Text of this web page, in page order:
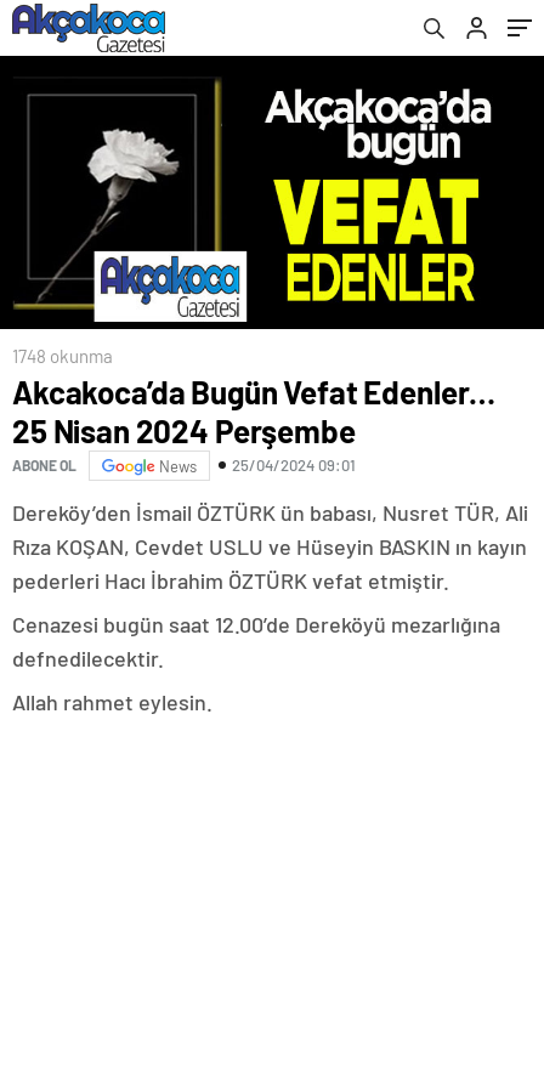
1748 okunma
Akcakoca’da Bugün Vefat Edenler…
25 Nisan 2024 Perşembe
ABONE OL News 25/04/2024 09:01
Dereköy’den İsmail ÖZTÜRK ün babası, Nusret TÜR, Ali
Rıza KOŞAN, Cevdet USLU ve Hüseyin BASKIN ın kayın
pederleri Hacı İbrahim ÖZTÜRK vefat etmiştir.
Cenazesi bugün saat 12.00’de Dereköyü mezarlığına
defnedilecektir.
Allah rahmet eylesin.